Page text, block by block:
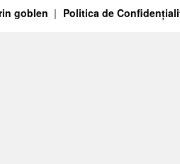
goblen Politica de